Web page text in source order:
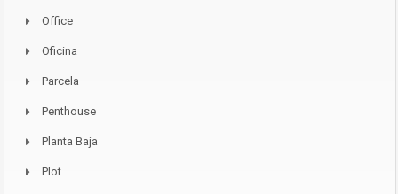
Office
Oficina
Parcela
Penthouse
Planta Baja
Plot